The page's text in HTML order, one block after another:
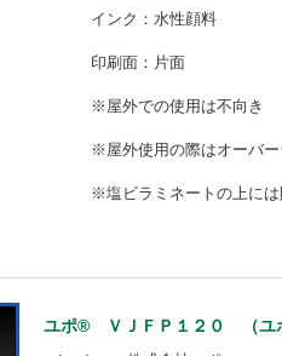
インク：水性顔
印刷面：片
※屋外での使用
※屋外使用の際はオー
※塩ビラミネートの上に
ユポ® ＶＪＦＰ１２０ （ユ